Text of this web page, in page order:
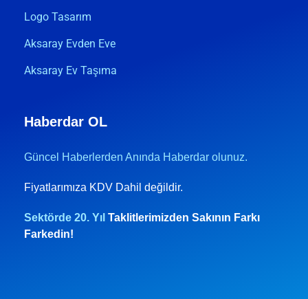
Logo Tasarım
Aksaray Evden Eve
Aksaray Ev Taşıma
Haberdar OL
Güncel Haberlerden Anında Haberdar olunuz.
Fiyatlarımıza KDV Dahil değildir.
Sektörde 20. Yıl Taklitlerimizden Sakının Farkı
Farkedin!